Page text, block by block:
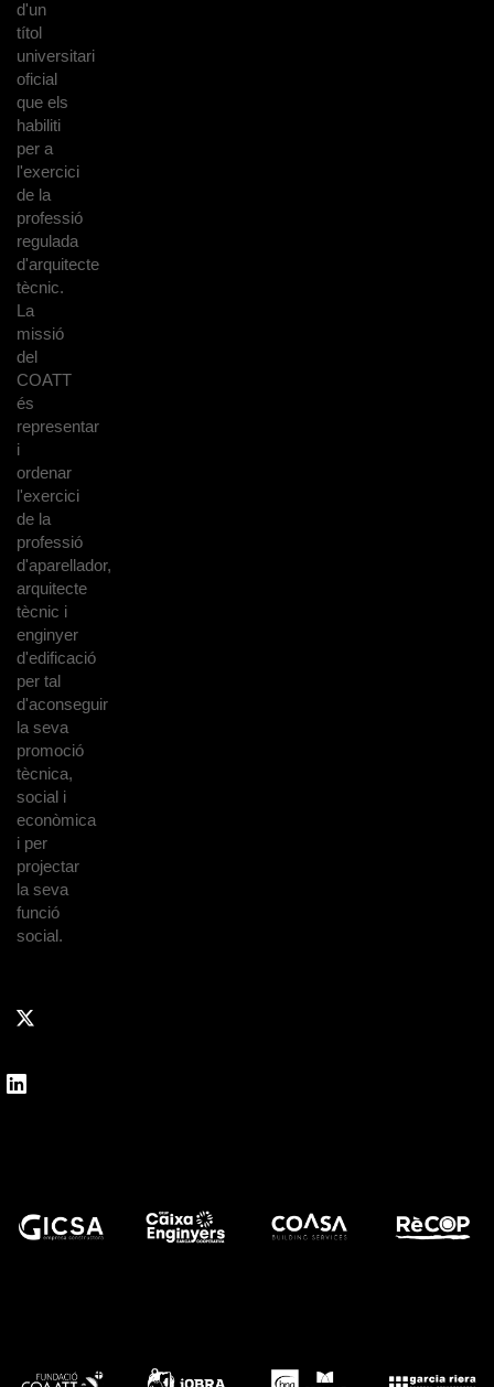
d'un
títol
universitari
oficial
que els
habiliti
per a
l'exercici
de la
professió
regulada
d'arquitecte
tècnic.
La
missió
del
COATT
és
representar
i
ordenar
l'exercici
de la
professió
d'aparellador,
arquitecte
tècnic i
enginyer
d'edificació
per tal
d'aconseguir
la seva
promoció
tècnica,
social i
econòmica
i per
projectar
la seva
funció
social.